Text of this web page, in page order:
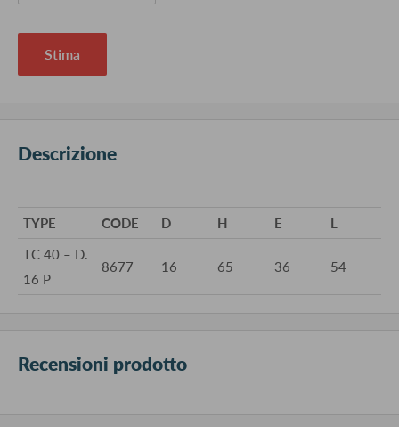
Stima
Descrizione
TYPE CODE D H E
L
TC 40 – D.
16 P
8677 16 65 36 54
Recensioni prodotto